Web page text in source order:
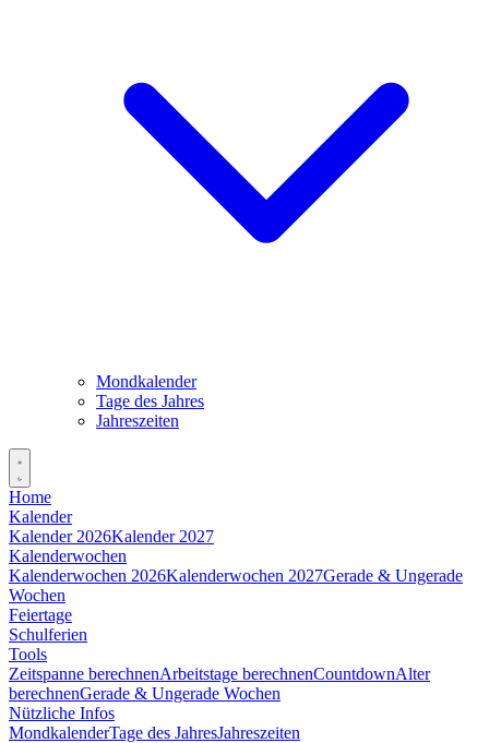
Mondkalender
Tage des Jahres
Jahreszeiten
Home
Kalender
Kalender 2026Kalender 2027
Kalenderwochen
Kalenderwochen 2026Kalenderwochen 2027Gerade & Ungerade
Wochen
Feiertage
Schulferien
Tools
Zeitspanne berechnenArbeitstage berechnenCountdownAlter
berechnenGerade & Ungerade Wochen
Nützliche Infos
MondkalenderTage des JahresJahreszeiten